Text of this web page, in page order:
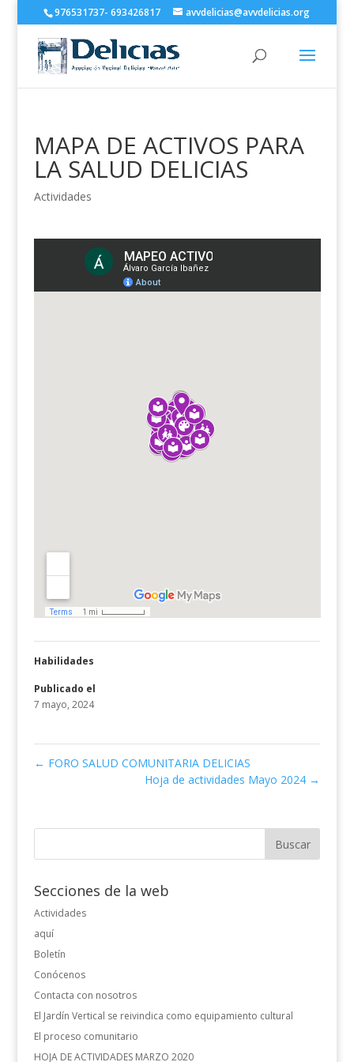
976531737- 693426817 avvdelicias@avvdelicias.org
MAPA DE ACTIVOS PARA
LA SALUD DELICIAS
Actividades
Habilidades
Publicado el
7 mayo, 2024
← FORO SALUD COMUNITARIA DELICIAS
Hoja de actividades Mayo 2024 →
Secciones de la web
Actividades
aquí
Boletín
Conócenos
Contacta con nosotros
El Jardín Vertical se reivindica como equipamiento cultural
El proceso comunitario
HOJA DE ACTIVIDADES MARZO 2020